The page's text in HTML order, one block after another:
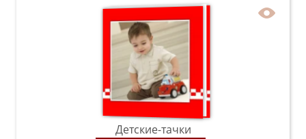
Детские-тачки